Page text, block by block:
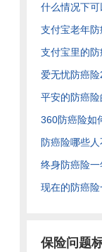
什么情况下
支付宝老年
支付宝里的
爱无忧防癌
平安的防癌险
360防癌险如
防癌险哪些
终身防癌险
现在的防癌
保险问题